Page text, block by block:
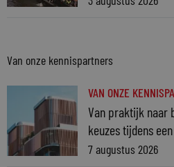
Van onze kennispartners
VAN ONZE
Van praktijk naar
keuzes tijdens
7 augustus 2026